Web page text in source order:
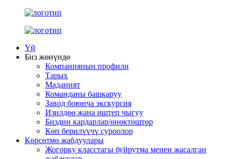
Үй
Биз жөнүндө
Компаниянын профили
Тарых
Маданият
Команданы башкаруу
Завод боюнча экскурсия
Изилдөө жана иштеп чыгуу
Биздин кардарлар/өнөктөштөр
Көп берилүүчү суроолор
Көрсөтмө жабдуулары
Жогорку класстагы буйрутма менен жасалган